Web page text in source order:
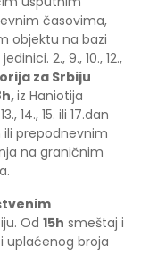
časovima,
objektu na bazi
2., 9., 10., 12.,
za Srbiju
iz Haniotija
13., 14., 15. ili 17.dan
ili prepodnevnim
na graničnim
Od 15h smeštaj i
uplaćenog broja